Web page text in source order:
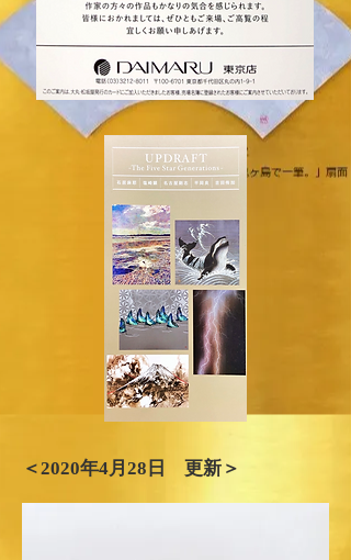
＜2020年​4月28日 更新＞